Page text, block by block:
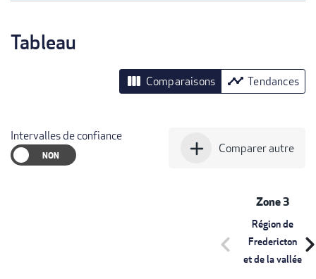
Tableau
view_column Comparaisons timeline Tendances
Intervalles de confiance
add Comparer autre
Zone 3
Région de
Fredericton
et de la vallée
chevron_left